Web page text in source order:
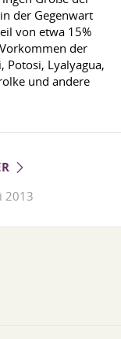
der Gegenwart
von etwa 15%
der
Lyalyagua,
und andere
2013